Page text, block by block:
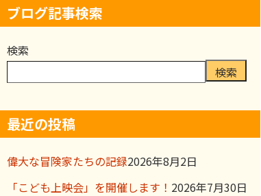
ブログ記事検索
検索
検索
最近の投稿
偉大な冒険家たちの記録2026年8月2日
「こども上映会」を開催します！ 2026年7月30日